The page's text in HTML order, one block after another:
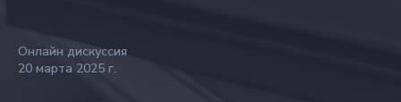
Онлайн дискуссия
20 марта 2025 г.